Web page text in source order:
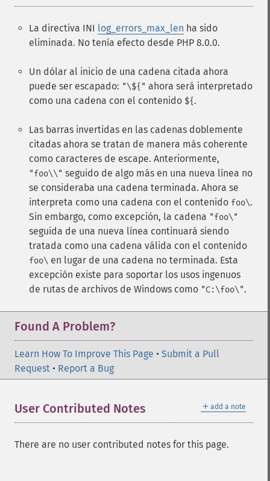
La directiva INI log_errors_max_len ha sido
eliminada. No tenía efecto desde PHP 8.0.0.
Un dólar al inicio de una cadena citada ahora
puede ser escapado: "\${" ahora será interpretado
como una cadena con el contenido ${.
Las barras invertidas en las cadenas doblemente
citadas ahora se tratan de manera más coherente
como caracteres de escape. Anteriormente,
"foo\\" seguido de algo más en una nueva línea no
se consideraba una cadena terminada. Ahora se
interpreta como una cadena con el contenido foo\.
Sin embargo, como excepción, la cadena "foo\"
seguida de una nueva línea continuará siendo
tratada como una cadena válida con el contenido
foo\ en lugar de una cadena no terminada. Esta
excepción existe para soportar los usos ingenuos
de rutas de archivos de Windows como "C:\foo\".
Found A Problem?
Learn How To Improve This Page • Submit a Pull
Request • Report a Bug
＋ add a note
User Contributed Notes
There are no user contributed notes for this page.